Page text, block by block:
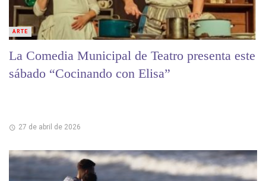
La Comedia Municipal de Teatro presenta este
sábado “Cocinando con Elisa”
27 de abril de 2026
ARTE